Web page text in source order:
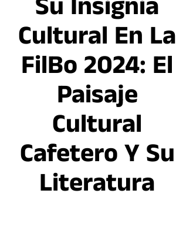
Su Insignia
Cultural En La
FilBo 2024: El
Paisaje
Cultural
Cafetero Y Su
Literatura